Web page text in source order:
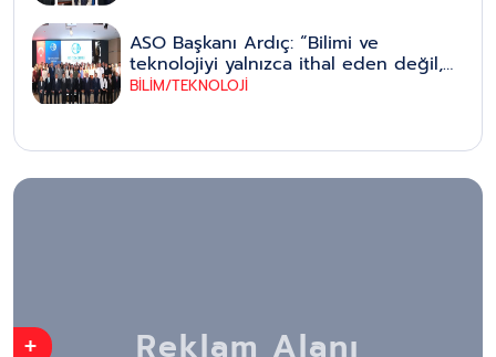
ASO Başkanı Ardıç: “Bilimi ve
teknolojiyi yalnızca ithal eden değil,
bizzat üreten bir ülke olmak
BİLİM/TEKNOLOJİ
+